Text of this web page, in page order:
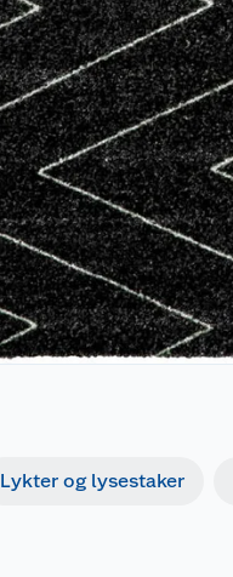
Lykter og lysestaker